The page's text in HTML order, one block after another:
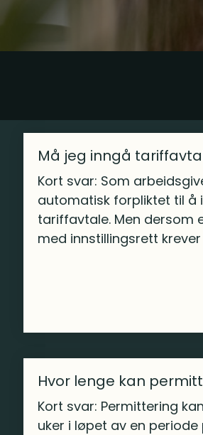
Må jeg inngå
Kort svar: Som
automatisk forpliktet til å
tariffavtale. Men dersom
med innstillingsrett krever
Hvor lenge kan
Kort svar: Permittering
uker i løpet av en periode